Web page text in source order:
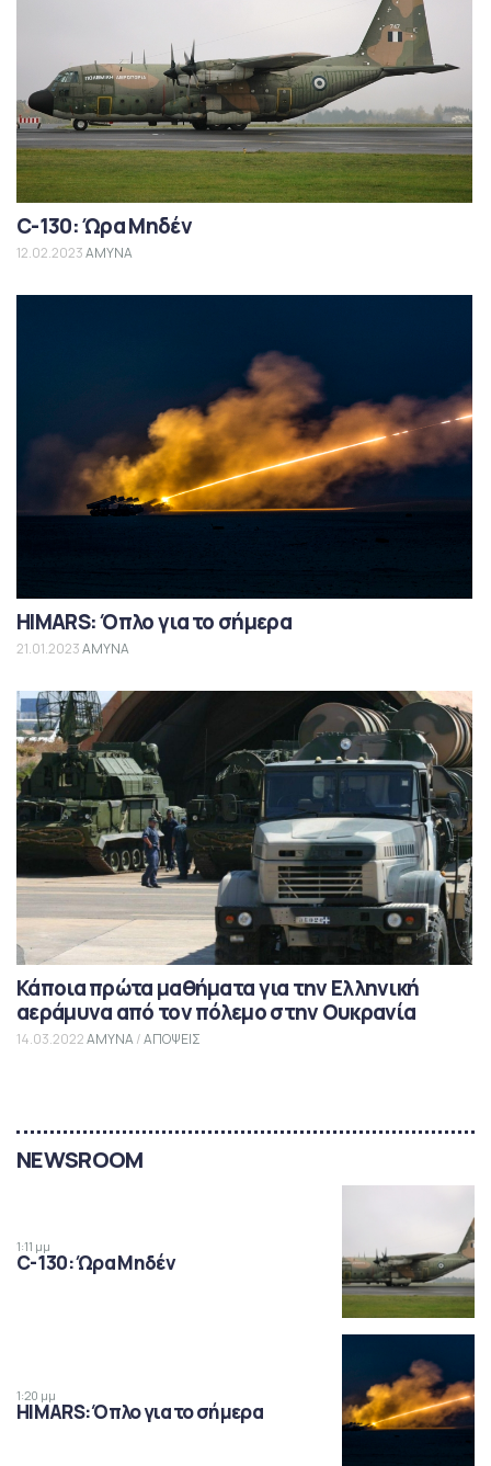
C-130: Ώρα Μηδέν
12.02.2023ΑΜΥΝΑ
HIMARS: Όπλο για το σήμερα
21.01.2023ΑΜΥΝΑ
Κάποια πρώτα μαθήματα για την Ελληνική
αεράμυνα από τον πόλεμο στην Ουκρανία
14.03.2022ΑΜΥΝΑ/ΑΠΟΨΕΙΣ
NEWSROOM
1:11 μμ
C-130: Ώρα Μηδέν
1:20 μμ
HIMARS: Όπλο για το σήμερα